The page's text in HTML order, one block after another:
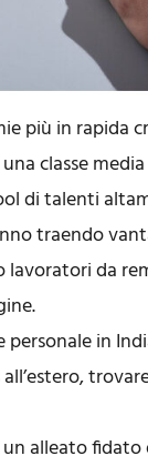
più in rapida
classe
di talenti
traendo
lavoratori da
personale in
alleato